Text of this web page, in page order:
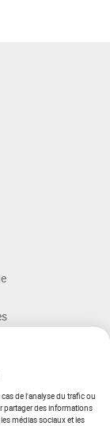
de l'analyse du trafic ou
partager des informations
médias sociaux et les